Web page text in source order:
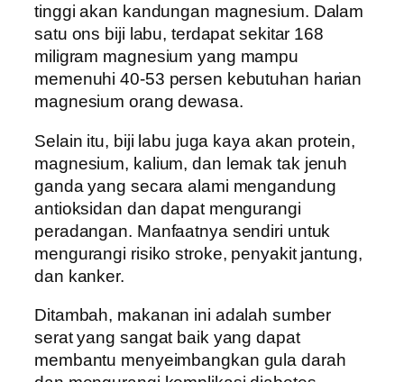
tinggi akan kandungan magnesium. Dalam
satu ons biji labu, terdapat sekitar 168
miligram magnesium yang mampu
memenuhi 40-53 persen kebutuhan harian
magnesium orang dewasa.
Selain itu, biji labu juga kaya akan protein,
magnesium, kalium, dan lemak tak jenuh
ganda yang secara alami mengandung
antioksidan dan dapat mengurangi
peradangan. Manfaatnya sendiri untuk
mengurangi risiko stroke, penyakit jantung,
dan kanker.
Ditambah, makanan ini adalah sumber
serat yang sangat baik yang dapat
membantu menyeimbangkan gula darah